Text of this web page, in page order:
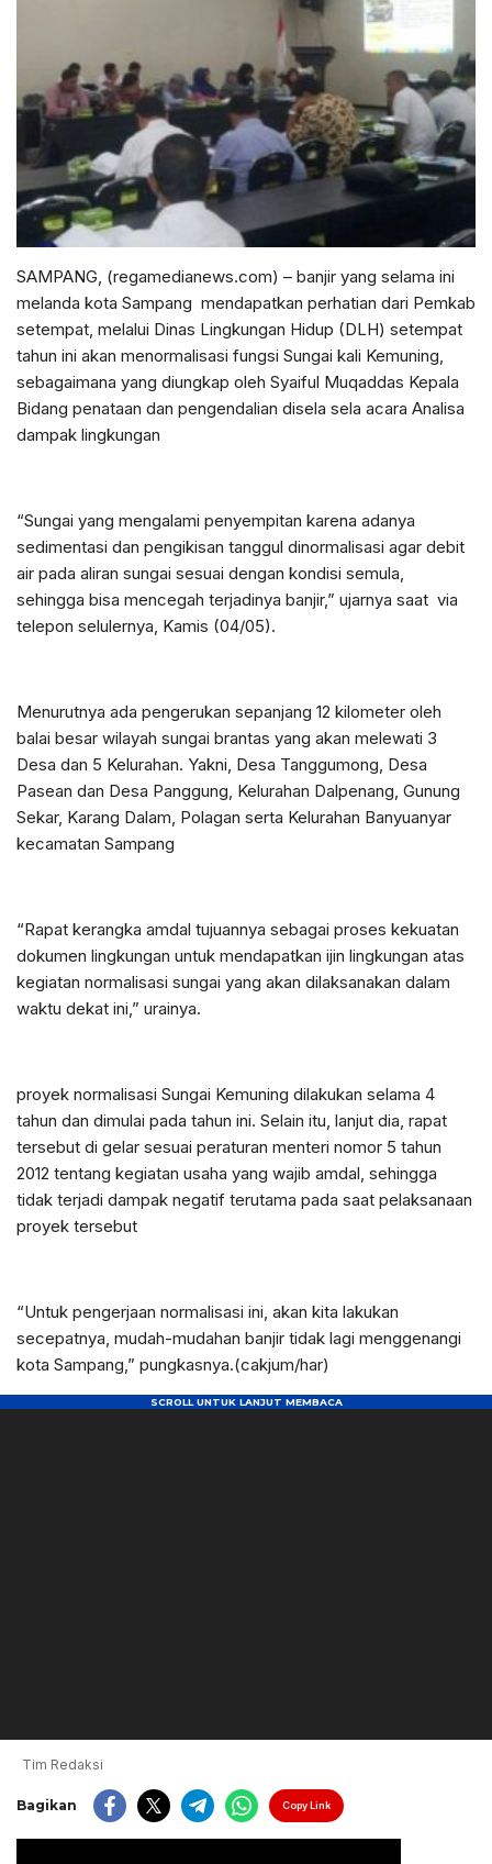
SAMPANG, (regamedianews.com) – banjir yang selama ini
melanda kota Sampang mendapatkan perhatian dari Pemkab
setempat, melalui Dinas Lingkungan Hidup (DLH) setempat
tahun ini akan menormalisasi fungsi Sungai kali Kemuning,
sebagaimana yang diungkap oleh Syaiful Muqaddas Kepala
Bidang penataan dan pengendalian disela sela acara Analisa
dampak lingkungan
“Sungai yang mengalami penyempitan karena adanya
sedimentasi dan pengikisan tanggul dinormalisasi agar debit
air pada aliran sungai sesuai dengan kondisi semula,
sehingga bisa mencegah terjadinya banjir,” ujarnya saat via
telepon selulernya, Kamis (04/05).
Menurutnya ada pengerukan sepanjang 12 kilometer oleh
balai besar wilayah sungai brantas yang akan melewati 3
Desa dan 5 Kelurahan. Yakni, Desa Tanggumong, Desa
Pasean dan Desa Panggung, Kelurahan Dalpenang, Gunung
Sekar, Karang Dalam, Polagan serta Kelurahan Banyuanyar
kecamatan Sampang
“Rapat kerangka amdal tujuannya sebagai proses kekuatan
dokumen lingkungan untuk mendapatkan ijin lingkungan atas
kegiatan normalisasi sungai yang akan dilaksanakan dalam
waktu dekat ini,” urainya.
proyek normalisasi Sungai Kemuning dilakukan selama 4
tahun dan dimulai pada tahun ini. Selain itu, lanjut dia, rapat
tersebut di gelar sesuai peraturan menteri nomor 5 tahun
2012 tentang kegiatan usaha yang wajib amdal, sehingga
tidak terjadi dampak negatif terutama pada saat pelaksanaan
proyek tersebut
“Untuk pengerjaan normalisasi ini, akan kita lakukan
secepatnya, mudah-mudahan banjir tidak lagi menggenangi
kota Sampang,” pungkasnya.(cakjum/har)
Tim Redaksi
Bagikan Copy Link